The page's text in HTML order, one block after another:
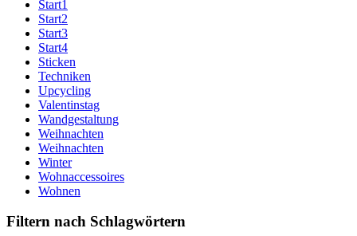
Start1
Start2
Start3
Start4
Sticken
Techniken
Upcycling
Valentinstag
Wandgestaltung
Weihnachten
Weihnachten
Winter
Wohnaccessoires
Wohnen
Filtern nach Schlagwörtern